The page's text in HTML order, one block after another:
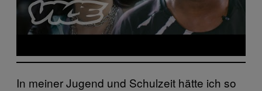
In meiner Jugend und Schulzeit hätte ich so